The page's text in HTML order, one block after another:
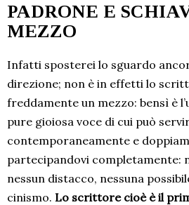
PADRONE E
MEZZO
Infatti sposterei lo sguardo
direzione; non è in effetti lo
freddamente un mezzo: bensì è
pure gioiosa voce di cui può
contemporaneamente e
partecipandovi completamente:
nessun distacco, nessuna
cinismo. Lo scrittore cioè è il